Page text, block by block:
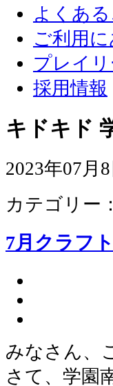
よくあ
ご利用
プレイ
採用情報
キドキド
2023年07月8
カテゴリー：
7月クラフ
みなさん、
さて、学園